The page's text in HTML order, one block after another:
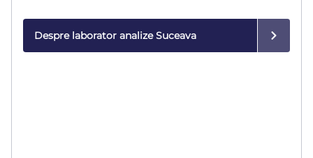
Despre laborator analize Suceava